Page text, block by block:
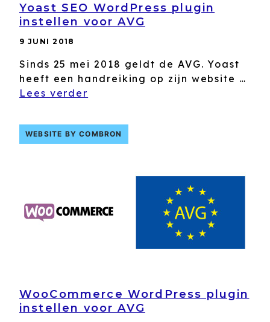
Yoast SEO WordPress plugin
instellen voor AVG
9 JUNI 2018
Sinds 25 mei 2018 geldt de AVG. Yoast
heeft een handreiking op zijn website …
Lees verder
WEBSITE BY COMBRON
WooCommerce WordPress plugin
instellen voor AVG